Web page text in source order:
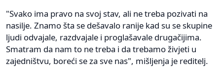
"Svako ima pravo na svoj stav, ali ne treba pozivati na
nasilje. Znamo šta se dešavalo ranije kad su se skupine
ljudi odvajale, razdvajale i proglašavale drugačijima.
Smatram da nam to ne treba i da trebamo živjeti u
zajedništvu, boreći se za sve nas", mišljenja je reditelj.